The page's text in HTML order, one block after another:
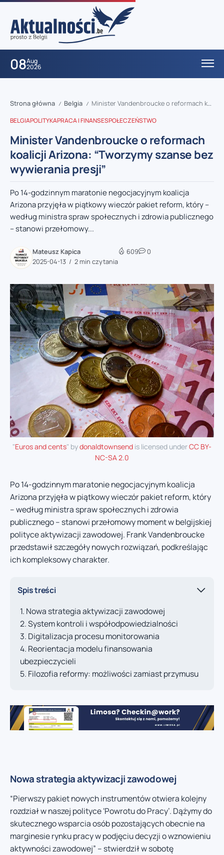
08Aug
2026
Strona główna / Belgia / Minister Vandenbroucke o reformach koalicji Arizona: “Tworzymy szanse bez wywierania presji”
BELGIAPOLITYKAPRACA I FINANSESPOŁECZEŃSTWO
Minister Vandenbroucke o reformach
koalicji Arizona: “Tworzymy szanse bez
wywierania presji”
Po 14-godzinnym maratonie negocjacyjnym koalicja
Arizona przyjęła w piątkowy wieczór pakiet reform, który –
według ministra spraw społecznych i zdrowia publicznego
– stanowi przełomowy...
Mateusz Kapica
2025-04-13
2 min czytania
609 0
"Euros and cents" bydonaldtownsend is licensed underCC BY-
NC-SA 2.0
Po 14-godzinnym maratonie negocjacyjnym koalicja
Arizona przyjęła w piątkowy wieczór pakiet reform, który
– według ministra spraw społecznych i zdrowia
publicznego – stanowi przełomowy moment w belgijskiej
polityce aktywizacji zawodowej. Frank Vandenbroucke
przedstawił szczegóły nowych rozwiązań, podkreślając
ich kompleksowy charakter.
Spis treści
Nowa strategia aktywizacji zawodowej
System kontroli i współodpowiedzialności
Digitalizacja procesu monitorowania
Reorientacja modelu finansowania
ubezpieczycieli
Filozofia reformy: możliwości zamiast przymusu
Nowa strategia aktywizacji zawodowej
“Pierwszy pakiet nowych instrumentów otwiera kolejny
rozdział w naszej polityce ‘Powrotu do Pracy’. Dążymy do
skutecznego wsparcia osób pozostających obecnie na
marginesie rynku pracy w podjęciu decyzji o wznowieniu
aktywności zawodowej” – stwierdził w sobotę